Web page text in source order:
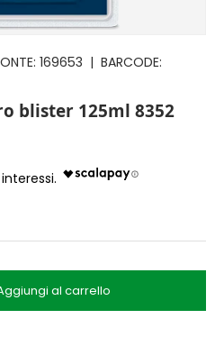
169653 | BARCODE:
blister 125ml 8352
al carrello